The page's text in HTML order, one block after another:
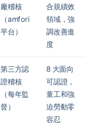
廠稽核
（amfori
平台）
合規績效
領域，強
調改善進
度
第三方認
證稽核
（每年監
督）
8 大面向
可認證，
童工和強
迫勞動零
容忍